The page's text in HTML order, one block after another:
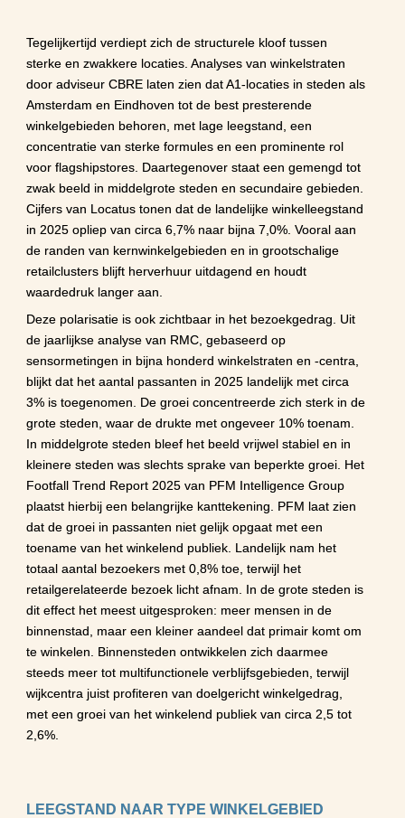
Tegelijkertijd verdiept zich de structurele kloof tussen
sterke en zwakkere locaties. Analyses van winkelstraten
door adviseur CBRE laten zien dat A1-locaties in steden als
Amsterdam en Eindhoven tot de best presterende
winkelgebieden behoren, met lage leegstand, een
concentratie van sterke formules en een prominente rol
voor flagshipstores. Daartegenover staat een gemengd tot
zwak beeld in middelgrote steden en secundaire gebieden.
Cijfers van Locatus tonen dat de landelijke winkelleegstand
in 2025 opliep van circa 6,7% naar bijna 7,0%. Vooral aan
de randen van kernwinkelgebieden en in grootschalige
retailclusters blijft herverhuur uitdagend en houdt
waardedruk langer aan.
Deze polarisatie is ook zichtbaar in het bezoekgedrag. Uit
de jaarlijkse analyse van RMC, gebaseerd op
sensormetingen in bijna honderd winkelstraten en -centra,
blijkt dat het aantal passanten in 2025 landelijk met circa
3% is toegenomen. De groei concentreerde zich sterk in de
grote steden, waar de drukte met ongeveer 10% toenam.
In middelgrote steden bleef het beeld vrijwel stabiel en in
kleinere steden was slechts sprake van beperkte groei. Het
Footfall Trend Report 2025 van PFM Intelligence Group
plaatst hierbij een belangrijke kanttekening. PFM laat zien
dat de groei in passanten niet gelijk opgaat met een
toename van het winkelend publiek. Landelijk nam het
totaal aantal bezoekers met 0,8% toe, terwijl het
retailgerelateerde bezoek licht afnam. In de grote steden is
dit effect het meest uitgesproken: meer mensen in de
binnenstad, maar een kleiner aandeel dat primair komt om
te winkelen. Binnensteden ontwikkelen zich daarmee
steeds meer tot multifunctionele verblijfsgebieden, terwijl
wijkcentra juist profiteren van doelgericht winkelgedrag,
met een groei van het winkelend publiek van circa 2,5 tot
2,6%.
LEEGSTAND NAAR TYPE WINKELGEBIED